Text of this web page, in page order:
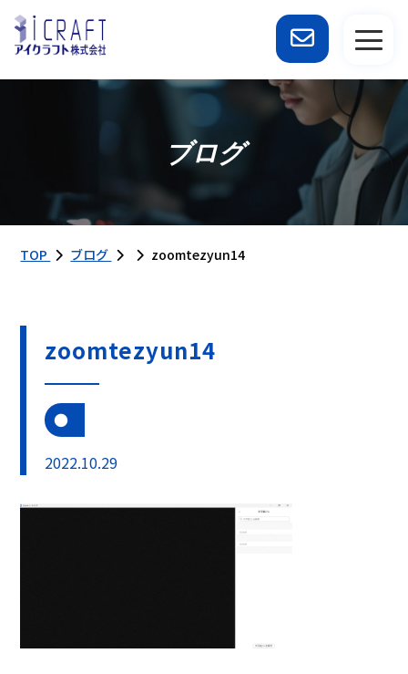
ブログ
TOP ブログ zoomtezyun14
zoomtezyun14
2022.10.29